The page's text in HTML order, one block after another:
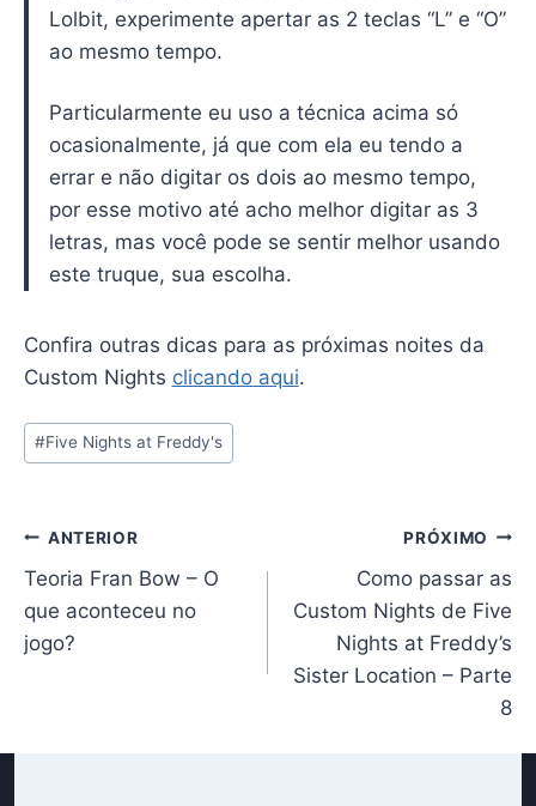
Lolbit, experimente apertar as 2 teclas “L” e “O”
ao mesmo tempo.
Particularmente eu uso a técnica acima só
ocasionalmente, já que com ela eu tendo a
errar e não digitar os dois ao mesmo tempo,
por esse motivo até acho melhor digitar as 3
letras, mas você pode se sentir melhor usando
este truque, sua escolha.
Confira outras dicas para as próximas noites da
Custom Nights clicando aqui.
Tags
do
#Five Nights at Freddy's
Navegação
de
Post
ANTERIOR
Teoria Fran Bow – O
que aconteceu no
jogo?
PRÓXIMO
Como passar as
Custom Nights de Five
Nights at Freddy’s
Sister Location – Parte
8